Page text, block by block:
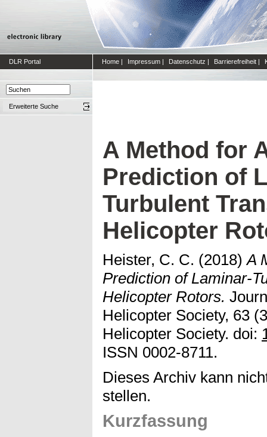
DLR Portal Home | Impressum | Datenschutz | Barrierefreiheit |
Erweiterte Suche
A Method for
Prediction of
Turbulent
Helicopter
Heister, C. C. (2018)A
Prediction of Laminar-
Helicopter Rotors.
Helicopter Society, 63
Helicopter Society. doi:
ISSN 0002-8711.
Dieses Archiv kann
stellen.
Kurzfassung